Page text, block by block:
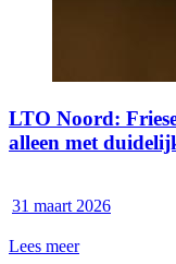
LTO Noord:
alleen met
31 maart 2026
Lees meer